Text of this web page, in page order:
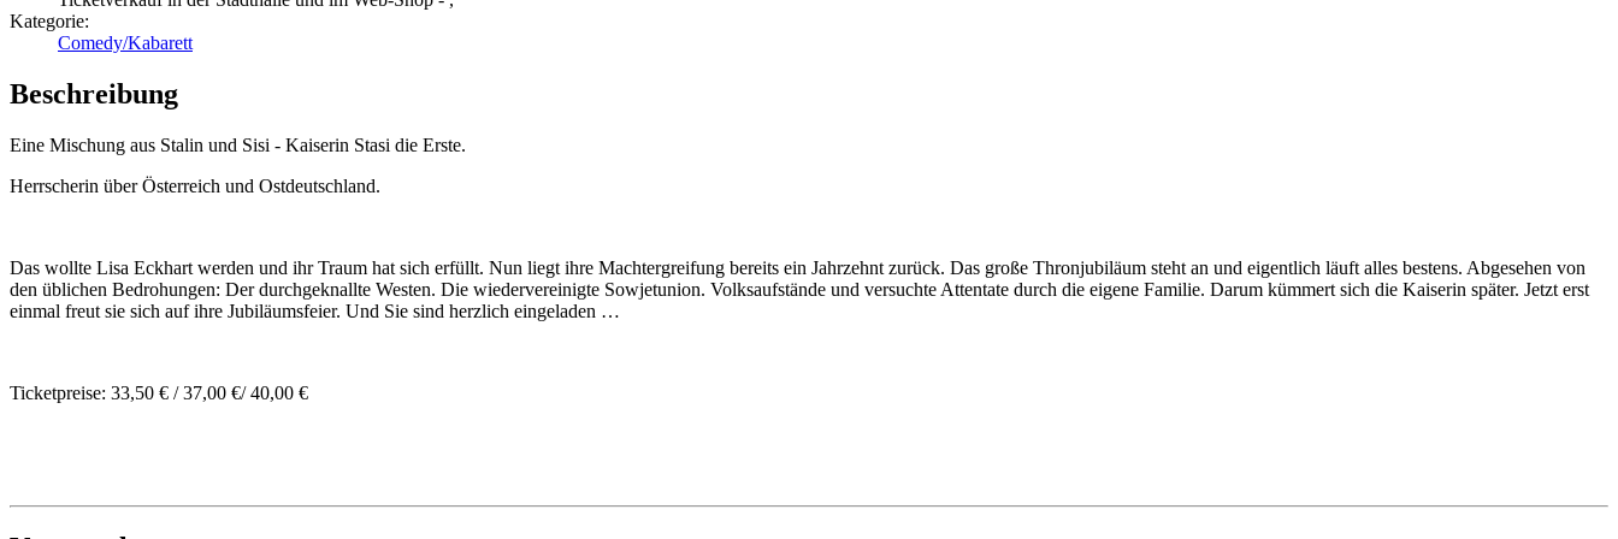
Kategorie:
Comedy/Kabarett
Beschreibung
Eine Mischung aus Stalin und Sisi - Kaiserin Stasi die Erste.
Herrscherin über Österreich und Ostdeutschland.
Das wollte Lisa Eckhart werden und ihr Traum hat sich erfüllt. Nun liegt ihre Machtergreifung bereits ein Jahrzehnt zurück. Das große Thronjubiläum steht an und eigentlich läuft alles bestens. Abgesehen von
den üblichen Bedrohungen: Der durchgeknallte Westen. Die wiedervereinigte Sowjetunion. Volksaufstände und versuchte Attentate durch die eigene Familie. Darum kümmert sich die Kaiserin später. Jetzt erst
einmal freut sie sich auf ihre Jubiläumsfeier. Und Sie sind herzlich eingeladen …
Ticketpreise: 33,50 € / 37,00 €/ 40,00 €